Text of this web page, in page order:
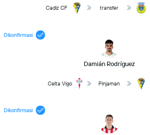
Cadiz CF transfer
Dikonfirmasi
Damián Rodríguez
Celta Vigo Pinjaman
Dikonfirmasi